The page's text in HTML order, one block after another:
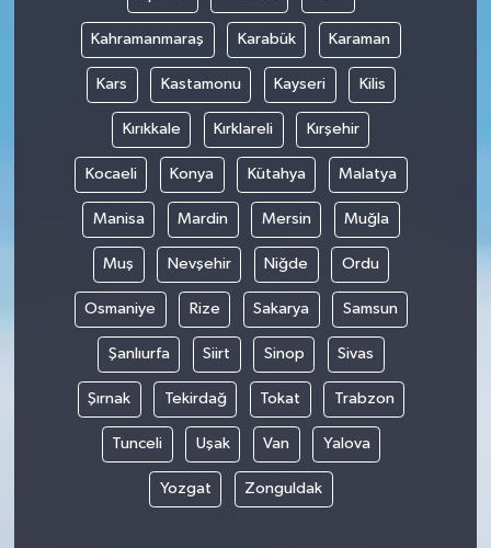
Kahramanmaraş Karabük Karaman
Kars Kastamonu Kayseri Kilis
Kırıkkale Kırklareli Kırşehir
Kocaeli Konya Kütahya Malatya
Manisa Mardin Mersin Muğla
Muş Nevşehir Niğde Ordu
Osmaniye Rize Sakarya Samsun
Şanlıurfa Siirt Sinop Sivas
Şırnak Tekirdağ Tokat Trabzon
Tunceli Uşak Van Yalova
Yozgat Zonguldak